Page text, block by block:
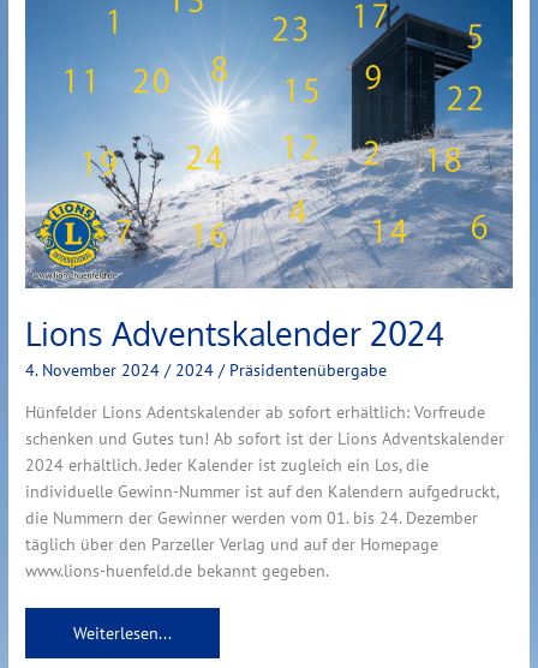
Lions Adventskalender 2024
4. November 2024/ 2024 / Präsidentenübergabe
Hünfelder Lions Adentskalender ab sofort erhältlich: Vorfreude
schenken und Gutes tun! Ab sofort ist der Lions Adventskalender
2024 erhältlich. Jeder Kalender ist zugleich ein Los, die
individuelle Gewinn-Nummer ist auf den Kalendern aufgedruckt,
die Nummern der Gewinner werden vom 01. bis 24. Dezember
täglich über den Parzeller Verlag und auf der Homepage
www.lions-huenfeld.de bekannt gegeben.
Weiterlesen...